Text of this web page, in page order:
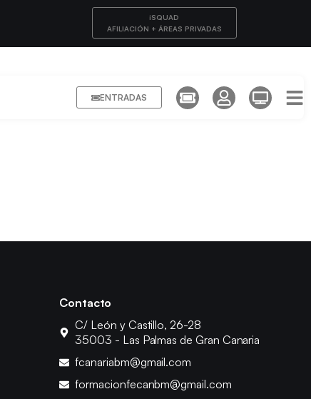
iSQUAD
AFILIACIÓN + ÁREAS PRIVADAS
ENTRADAS
Contacto
C/ León y Castillo, 26-28
35003 - Las Palmas de Gran Canaria
fcanariabm@gmail.com
formacionfecanbm@gmail.com